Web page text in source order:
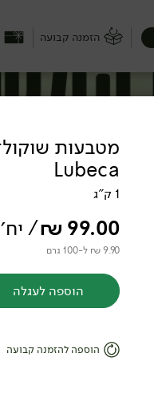
הזמנה קבועה
Lubeca
1 ק"ג
99.00
₪/ יח׳
9.90 ₪ ל-100 גרם
הוספה לעגלה
הוספה להזמנה קבועה